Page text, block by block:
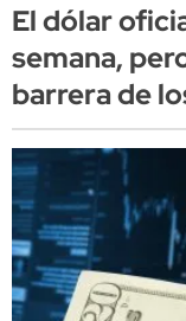
El dólar
semana,
barrera de